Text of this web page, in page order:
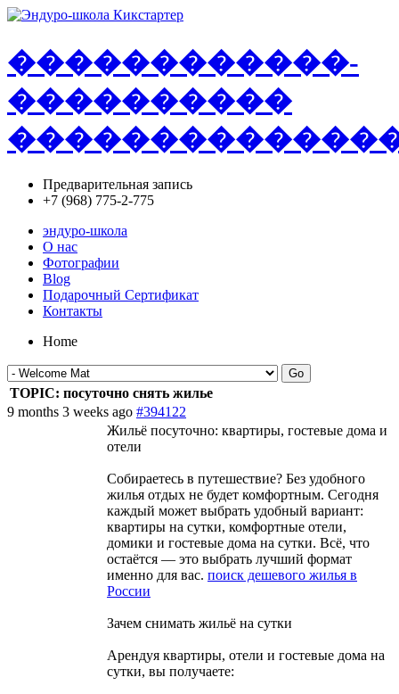
������������-
����������
�������������
Предварительная запись
+7 (968) 775-2-775
эндуро-школа
О нас
Фотографии
Blog
Подарочный Сертификат
Контакты
Home
Go
TOPIC: посуточно снять жилье
9 months 3 weeks ago #394122
Жильё посуточно: квартиры, гостевые дома и
отели
Собираетесь в путешествие? Без удобного
жилья отдых не будет комфортным. Сегодня
каждый может выбрать удобный вариант:
квартиры на сутки, комфортные отели,
домики и гостевые дома на сутки. Всё, что
остаётся — это выбрать лучший формат
именно для вас. поиск дешевого жилья в
России
Зачем снимать жильё на сутки
Арендуя квартиры, отели и гостевые дома на
сутки, вы получаете: